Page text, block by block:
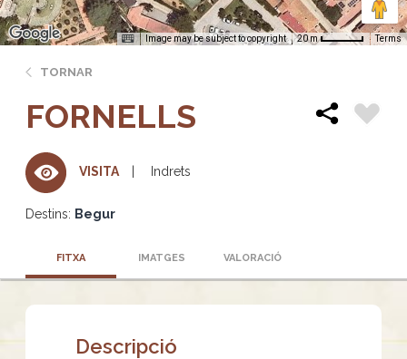
Image may be subject to copyright 20 m Terms
TORNAR
FORNELLS
VISITA Indrets
Destins: Begur
FITXA IMATGES VALORACIÓ
Descripció